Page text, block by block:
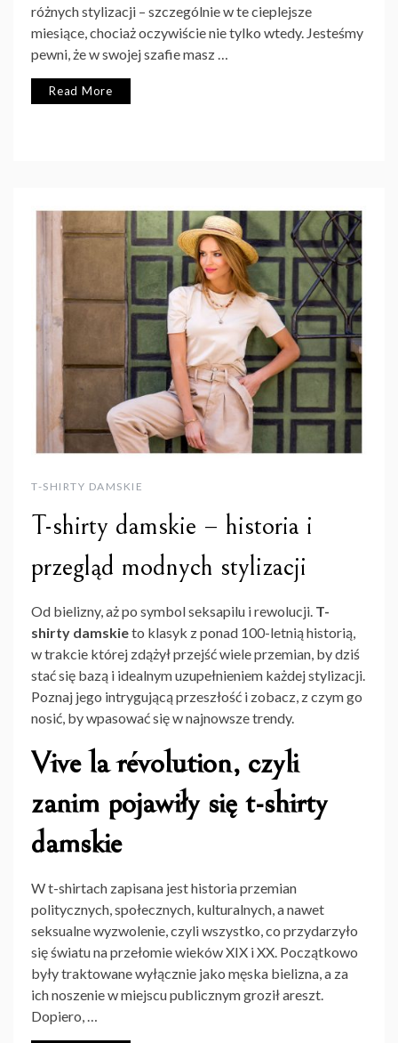
różnych stylizacji – szczególnie w te cieplejsze
miesiące, chociaż oczywiście nie tylko wtedy. Jesteśmy
pewni, że w swojej szafie masz …
Read More
T-SHIRTY DAMSKIE
T-shirty damskie – historia i
przegląd modnych stylizacji
Od bielizny, aż po symbol seksapilu i rewolucji. T-
shirty damskieto klasyk z ponad 100-letnią historią,
w trakcie której zdążył przejść wiele przemian, by dziś
stać się bazą i idealnym uzupełnieniem każdej stylizacji.
Poznaj jego intrygującą przeszłość i zobacz, z czym go
nosić, by wpasować się w najnowsze trendy.
Vive la révolution, czyli
zanim pojawiły się t-shirty
damskie
W t-shirtach zapisana jest historia przemian
politycznych, społecznych, kulturalnych, a nawet
seksualne wyzwolenie, czyli wszystko, co przydarzyło
się światu na przełomie wieków XIX i XX. Początkowo
były traktowane wyłącznie jako męska bielizna, a za
ich noszenie w miejscu publicznym groził areszt.
Dopiero, …